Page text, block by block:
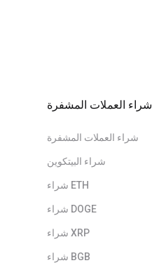
شراء العملات المشفرة
شراء العملات المشفرة
شراء البيتكوين
شراء ETH
شراء DOGE
شراء XRP
شراء BGB